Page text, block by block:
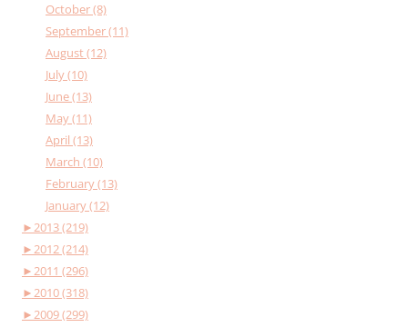
October (8)
September (11)
August (12)
July (10)
June (13)
May (11)
April (13)
March (10)
February (13)
January (12)
►2013 (219)
►2012 (214)
►2011 (296)
►2010 (318)
►2009 (299)